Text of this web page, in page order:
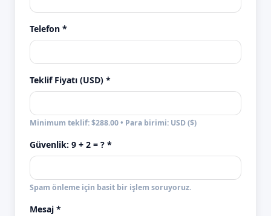
Telefon *
Teklif Fiyatı (USD) *
Minimum teklif: $288.00 • Para birimi: USD ($)
Güvenlik: 9 + 2 = ? *
Spam önleme için basit bir işlem soruyoruz.
Mesaj *